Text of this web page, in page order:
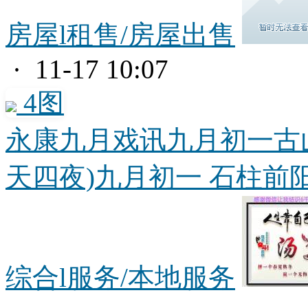
房屋l租售/房屋出售
· 11-17 10:07
4图
永康九月戏讯九月初一
天四夜)九月初一 石柱前
综合l服务/本地服务